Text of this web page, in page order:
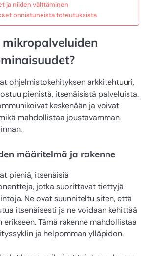
ja niiden välttäminen
onnistuneista toteutuksista
ohjelmistokehityksen arkkitehtuuri,
pienistä, itsenäisistä palveluista.
keskenään ja voivat
mahdollistaa joustavamman
määritelmä ja rakenne
pieniä, itsenäisiä
jotka suorittavat tiettyjä
Ne ovat suunniteltu siten, että
itsenäisesti ja ne voidaan kehittää
Tämä rakenne mahdollistaa
ja helpomman ylläpidon.